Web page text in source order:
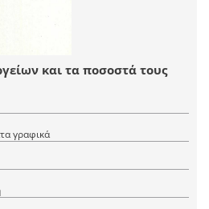
και τα ποσοστά τους
γραφικά